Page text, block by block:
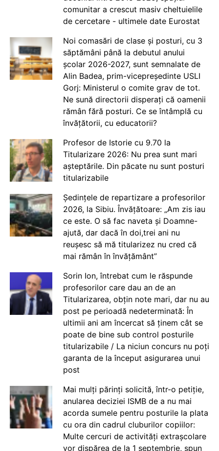
comunitar a crescut masiv cheltuielile
de cercetare - ultimele date Eurostat
Noi comasări de clase și posturi, cu 3
săptămâni până la debutul anului
școlar 2026-2027, sunt semnalate de
Alin Badea, prim-vicepreședinte USLI
Gorj: Ministerul o comite grav de tot.
Ne sună directorii disperați că oamenii
rămân fără posturi. Ce se întâmplă cu
învățătorii, cu educatorii?
Profesor de Istorie cu 9.70 la
Titularizare 2026: Nu prea sunt mari
așteptările. Din păcate nu sunt posturi
titularizabile
Ședințele de repartizare a profesorilor
2026, la Sibiu. Învățătoare: „Am zis iau
ce este. O să fac naveta și Doamne-
ajută, dar dacă în doi,trei ani nu
reușesc să mă titularizez nu cred că
mai rămân în învățământ”
Sorin Ion, întrebat cum le răspunde
profesorilor care dau an de an
Titularizarea, obțin note mari, dar nu au
post pe perioadă nedeterminată: În
ultimii ani am încercat să ținem cât se
poate de bine sub control posturile
titularizabile / La niciun concurs nu poți
garanta de la început asigurarea unui
post
Mai mulți părinți solicită, într-o petiție,
anularea deciziei ISMB de a nu mai
acorda sumele pentru posturile la plata
cu ora din cadrul cluburilor copiilor:
Multe cercuri de activități extrașcolare
vor dispărea de la 1 septembrie, spun